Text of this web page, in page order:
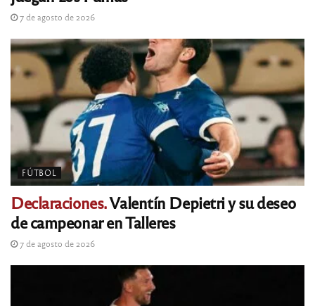
7 de agosto de 2026
FÚTBOL
Declaraciones.Valentín Depietri y su deseo
de campeonar en Talleres
7 de agosto de 2026